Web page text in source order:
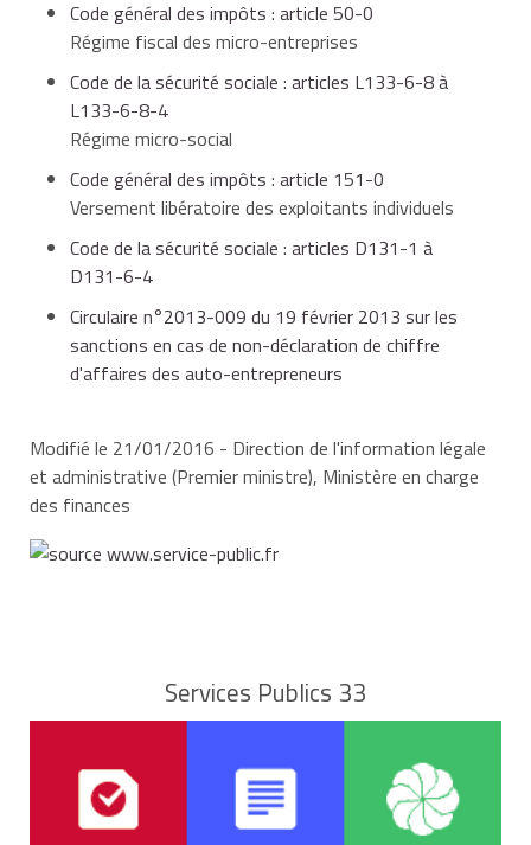
À savoir
le versement forfaitaire ne comprend pas la
contribution à la formation professionnelle
s'ajoute aux cotisations sociales versées au titre du
régime micro-social.
de déduire des charges du chiffre d'affaires, ni
d'amortir de matériel.Revenu fiscal de
référence de
2013 pour une
application au
1er janvier 2015
Revenu fiscal de
référence de
2014 pour une
Personne
seule (1
part de
quotient
familial)
26 631 € 26 764 €
Couple (2
parts de
familial)
enfant (2
demi-
part)
Code général des impôts : article 50-0
Régime fiscal des micro-entreprises
Code de la sécurité sociale : articles L133-6-8 à
L133-6-8-4
Régime micro-social
Code général des impôts : article 151-0
Versement libératoire des exploitants individuels
Code de la sécurité sociale : articles D131-1 à
D131-6-4
Circulaire n°2013-009 du 19 février 2013 sur les
sanctions en cas de non-déclaration de chiffre
d'affaires des auto-entrepreneurs
Modifié le 21/01/2016 - Direction de l'information légale
et administrative (Premier ministre), Ministère en charge
des finances
Services Publics 33